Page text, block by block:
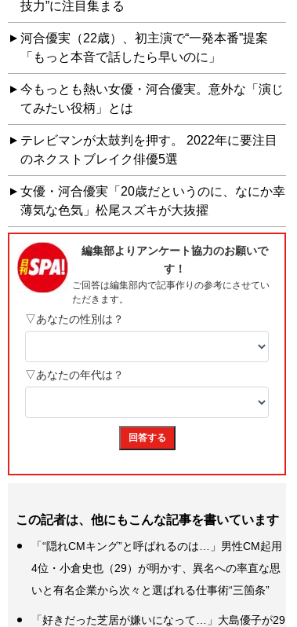
技力”に注目集まる
河合優実（22歳）、初主演で“一発本番”提案
「もっと本音で話したら早いのに」
今もっとも熱い女優・河合優実。意外な「演じ
てみたい役柄」とは
テレビマンが太鼓判を押す。 2022年に要注目
のネクストブレイク俳優5選
女優・河合優実「20歳だというのに、なにか幸
薄気な色気」松尾スズキが大抜擢
この記者は、他にもこんな記事を書いています
「“隠れCMキング”と呼ばれるのは…」男性CM起用
4位・小倉史也（29）が明かす、異名への率直な思
いと有名企業から次々と選ばれる仕事術“三箇条”
「好きだった芝居が嫌いになって…」大島優子が29